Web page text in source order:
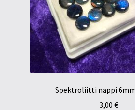
Spektroliitti nappi
3,00 €